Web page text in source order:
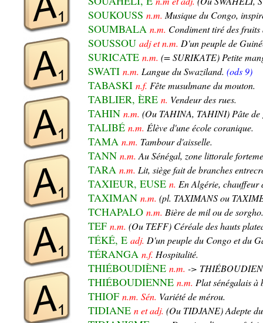
SOUKOUSS n.m. Musique du Congo,
SOUMBALA n.m. Condiment tiré des fruits
SOUSSOU adj et n.m. D'un peuple de
SURICATE n.m. (= SURIKATE) Petite
SWATI n.m. Langue du Swaziland. (ods 9)
TABASKI n.f. Fête musulmane du mouton.
TABLIER, ÈRE n. Vendeur des rues.
TAHIN n.m. (Ou TAHINA, TAHINI) Pâte de
TALIBÉ n.m. Élève d'une école coranique.
TAMA n.m. Tambour d'aisselle.
TANN n.m. Au Sénégal, zone littorale
TARA n.m. Lit, siège fait de branches
TAXIEUR, EUSE n. En Algérie, chauffeur
TAXIMAN n.m. (pl. TAXIMANS ou
TCHAPALO n.m. Bière de mil ou de sorgho.
TEF n.m. (Ou TEFF) Céréale des hauts
TÉKÉ, E adj. D'un peuple du Congo et du
TÉRANGA n.f. Hospitalité.
THIÉBOUDIÈNE n.m. ->
THIÉBOUDIENNE n.m. Plat sénégalais à
THIOF n.m. Sén. Variété de mérou.
TIDIANE n et adj. (Ou TIDJANE) Adepte